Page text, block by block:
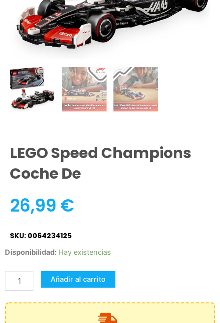
LEGO Speed Champions
Coche De
26,99 €
SKU: 0064234125
Disponibilidad: Hay existencias
LEGO
Champions
Coche
de
Añadir al carrito